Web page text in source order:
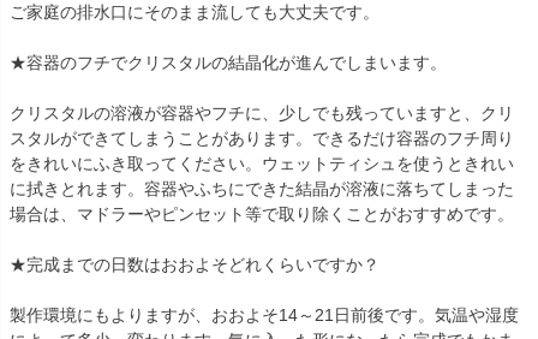
ご家庭の排水口にそのまま流しても大丈夫です。
★容器のフチでクリスタルの結晶化が進んでしまいます。
クリスタルの溶液が容器やフチに、少しでも残っていますと、クリ
スタルができてしまうことがあります。できるだけ容器のフチ周り
をきれいにふき取ってください。ウェットティシュを使うときれい
に拭きとれます。容器やふちにできた結晶が溶液に落ちてしまった
場合は、マドラーやピンセット等で取り除くことがおすすめです。
★完成までの日数はおおよそどれくらいですか？
製作環境にもよりますが、おおよそ14～21日前後です。気温や湿度